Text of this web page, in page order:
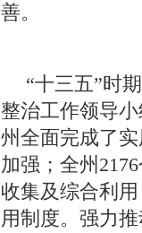
善。
“十三五”时
整治工作领导
州全面完成了
加强；全州
收集及综合利
用制度。强力